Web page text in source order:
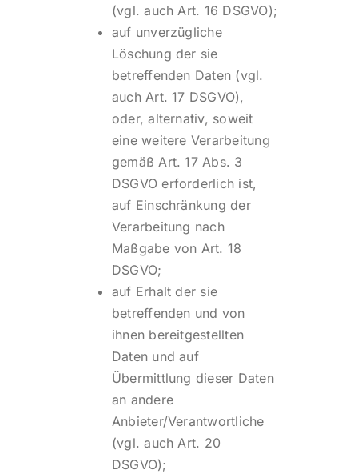
(vgl. auch Art. 16 DSGVO);
auf unverzügliche
Löschung der sie
betreffenden Daten (vgl.
auch Art. 17 DSGVO),
oder, alternativ, soweit
eine weitere Verarbeitung
gemäß Art. 17 Abs. 3
DSGVO erforderlich ist,
auf Einschränkung der
Verarbeitung nach
Maßgabe von Art. 18
DSGVO;
auf Erhalt der sie
betreffenden und von
ihnen bereitgestellten
Daten und auf
Übermittlung dieser Daten
an andere
Anbieter/Verantwortliche
(vgl. auch Art. 20
DSGVO);